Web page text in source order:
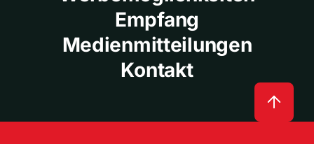
Empfang
Medienmitteilungen
Kontakt